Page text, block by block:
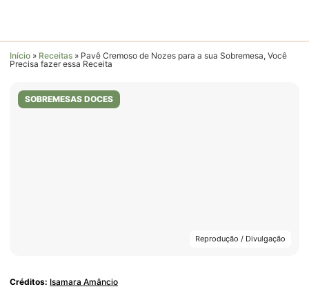
Início » Receitas » Pavê Cremoso de Nozes para a sua Sobremesa, Você
Precisa fazer essa Receita
SOBREMESAS DOCES
Reprodução / Divulgação
Créditos: Isamara Amâncio